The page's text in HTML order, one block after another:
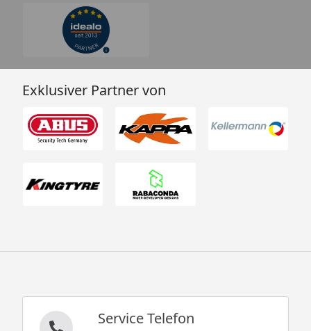
Exklusiver Partner von
Service Telefon